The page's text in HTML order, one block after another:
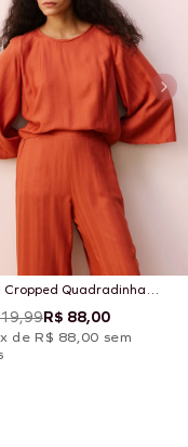
Cropped Quadradinha
R$ 88,00
de R$ 88,00 sem